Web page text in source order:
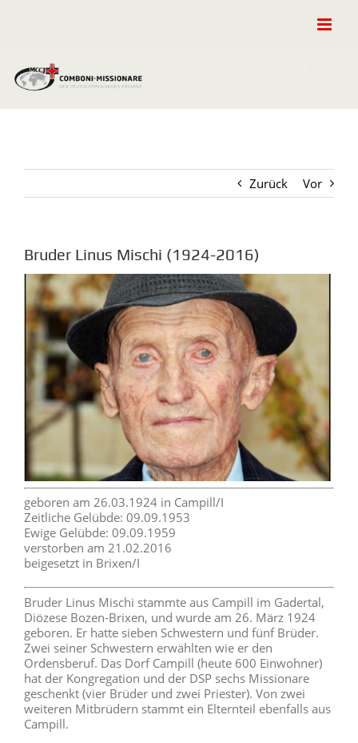
Zurück Vor
Bruder Linus Mischi (1924-2016)
Zeige
grösseres
Bild
geboren am 26.03.1924 in Campill/I
Zeitliche Gelübde: 09.09.1953
Ewige Gelübde: 09.09.1959
verstorben am 21.02.2016
beigesetzt in Brixen/I
Bruder Linus Mischi stammte aus Campill im Gadertal,
Diözese Bozen-Brixen, und wurde am 26. März 1924
geboren. Er hatte sieben Schwestern und fünf Brüder.
Zwei seiner Schwestern erwählten wie er den
Ordensberuf. Das Dorf Campill (heute 600 Einwohner)
hat der Kongregation und der DSP sechs Missionare
geschenkt (vier Brüder und zwei Priester). Von zwei
weiteren Mitbrüdern stammt ein Elternteil ebenfalls aus
Campill.